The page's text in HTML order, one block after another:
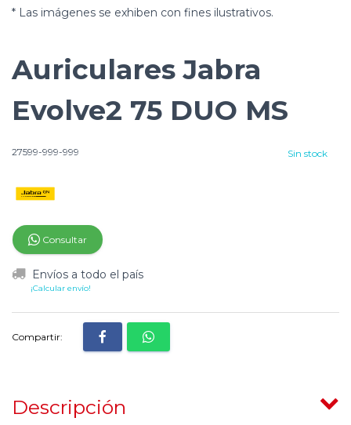
* Las imágenes se exhiben con fines ilustrativos.
Auriculares Jabra
Evolve2 75 DUO MS
27599-999-999 Sin stock
Consultar
Envíos a todo el país
¡Calcular envío!
Compartir:
Descripción